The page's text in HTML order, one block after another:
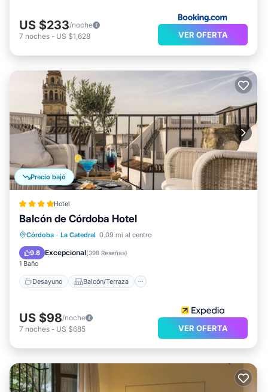
US $233/noche
7 noches - US $1,628 VER OFERTA
Precio bajó
Hotel
Balcón de Córdoba Hotel
Córdoba · La Catedral 0.09 mi al centro
9.8 Excepcional(398 Reseñas)
1 Baño
Desayuno Balcón/Terraza
Desayuno Balcón/Terraza
Aire acondicionado
US $98/noche
7 noches - US $685 VER OFERTA